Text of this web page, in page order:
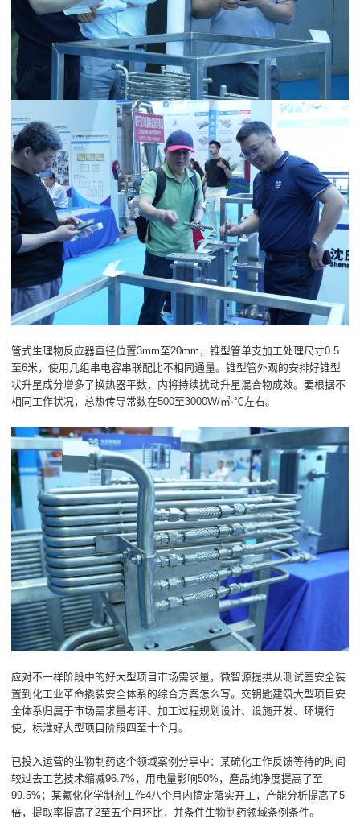
管式生理物反应器直径位置3mm至20mm，锥型管单支加工处理尺寸0.5
至6米，使用几组串电容串联配比不相同通量。锥型管外观的安排好锥型
状升星成分增多了换热器平数，内将持续扰动升星混合物成效。要根据不
相同工作状况，总热传导常数在500至3000W/㎡·℃左右。
应对不一样阶段中的好大型项目市场需求量，微智源提拱从测试室安全装
置到化工业革命撬装安全体系的综合方案怎么写。交钥匙建筑大型项目安
全体系归属于市场需求量考评、加工过程规划设计、设施开发、环境行
使，标淮好大型项目阶段四至十个月。
已投入运营的生物制药这个领域案例分享中：某硫化工作反馈等待的时间
较过去工艺技术缩减96.7%，用电量影响50%，產品纯净度提高了至
99.5%；某氟化化学制剂工作4八个月内搞定落实开工，产能分析提高了5
倍，提取率提高了2至五个月环比，并条件生物制药领域条例条件。